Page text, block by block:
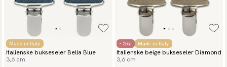
Made in Italy
Italienske bukseseler Bella Blue
3,6 cm
- 25% Made in Italy
Italienske beige bukseseler Diamond
3,6 cm